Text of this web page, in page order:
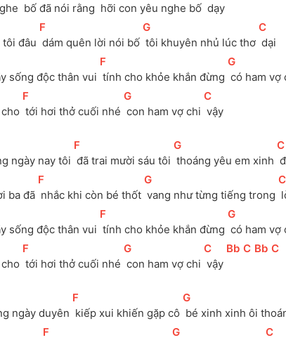
bố đã nói rằng hỡi con yêu nghe bố dạy
đâu
[F
dám quên lời nói bố
[
G
tôi khuyên nhủ lúc thơ
[
C
dại
sống độc thân vui
[F
tính cho khỏe khắn đừng
[
G
có ham vợ
[F
tới hơi thở cuối nhé
[
G
con ham vợ chi
[
C
vậy
ngày nay tôi
[F
đã trai mười sáu tôi
[
G
thoáng yêu em xinh
[
C
ba đã
[F
nhắc khi còn bé thốt
[
G
vang như từng tiếng trong
[
C
sống độc thân vui
[F
tính cho khỏe khắn đừng
[
G
có ham vợ
[F
tới hơi thở cuối nhé
[
G
con ham vợ chi
[
C
vậy
[Bb ]
[
C ][Bb ]
[
C
ngày duyên
[F
kiếp xui khiến gặp cô
[
G
bé xinh xinh ôi
[F [
G [
C